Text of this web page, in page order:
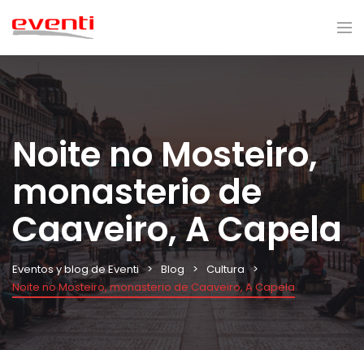
Noite no Mosteiro,
monasterio de
Caaveiro, A Capela
Eventos y blog de Eventi Blog
Cultura
Noite no Mosteiro, monasterio de Caaveiro, A Capela